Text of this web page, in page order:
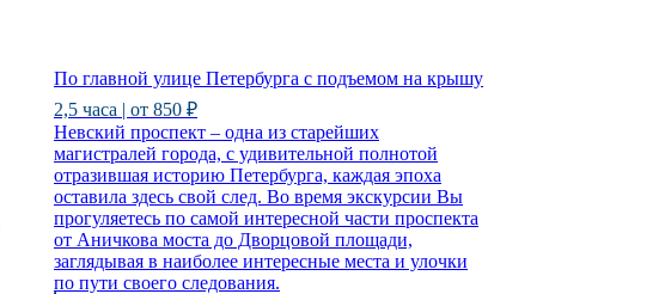
По главной улице Петербурга с подъемом на крышу
2,5 часа | от 850 ₽
Невский проспект – одна из старейших
магистралей города, с удивительной полнотой
отразившая историю Петербурга, каждая эпоха
оставила здесь свой след. Во время экскурсии Вы
прогуляетесь по самой интересной части проспекта
от Аничкова моста до Дворцовой площади,
заглядывая в наиболее интересные места и улочки
по пути своего следования.